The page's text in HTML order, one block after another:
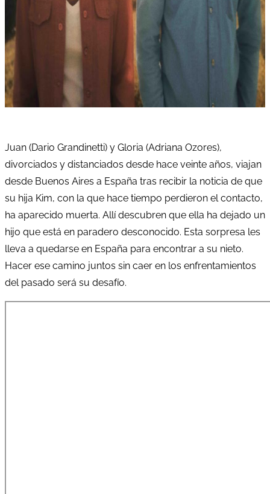
Juan (Dario Grandinetti) y Gloria (Adriana Ozores),
divorciados y distanciados desde hace veinte años, viajan
desde Buenos Aires a España tras recibir la noticia de que
su hija Kim, con la que hace tiempo perdieron el contacto,
ha aparecido muerta. Allí descubren que ella ha dejado un
hijo que está en paradero desconocido. Esta sorpresa les
lleva a quedarse en España para encontrar a su nieto.
Hacer ese camino juntos sin caer en los enfrentamientos
del pasado será su desafío.